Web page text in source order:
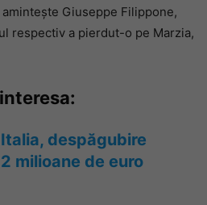
Giuseppe Filippone,
respectiv a pierdut-o pe Marzia,
despăgubire
milioane de euro